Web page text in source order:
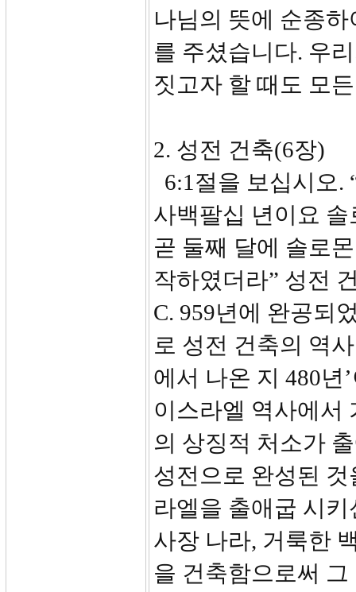
나님의 뜻에 순종
를 주셨습니다. 우
짓고자 할 때도 모
2. 성전 건축(6장)
6:1절을 보십시오.
사백팔십 년이요
곧 둘째 달에 솔로
작하였더라” 성전
C. 959년에 완공되
로 성전 건축의 역
에서 나온 지 480년
이스라엘 역사에서
의 상징적 처소가
성전으로 완성된
라엘을 출애굽 시
사장 나라, 거룩한
을 건축함으로써